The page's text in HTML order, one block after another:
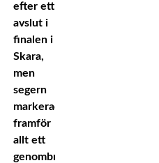
efter ett
avslut i
finalen i
Skara,
men
segern
markerade
framför
allt ett
genombrott